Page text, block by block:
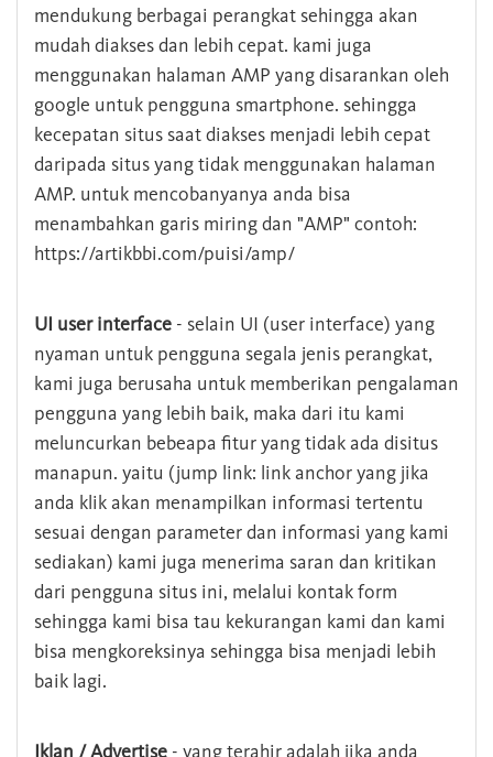
mendukung berbagai perangkat sehingga akan
mudah diakses dan lebih cepat. kami juga
menggunakan halaman AMP yang disarankan oleh
google untuk pengguna smartphone. sehingga
kecepatan situs saat diakses menjadi lebih cepat
daripada situs yang tidak menggunakan halaman
AMP. untuk mencobanyanya anda bisa
menambahkan garis miring dan "AMP" contoh:
https://artikbbi.com/puisi/amp/
UI user interface - selain UI (user interface) yang
nyaman untuk pengguna segala jenis perangkat,
kami juga berusaha untuk memberikan pengalaman
pengguna yang lebih baik, maka dari itu kami
meluncurkan bebeapa fitur yang tidak ada disitus
manapun. yaitu (jump link: link anchor yang jika
anda klik akan menampilkan informasi tertentu
sesuai dengan parameter dan informasi yang kami
sediakan) kami juga menerima saran dan kritikan
dari pengguna situs ini, melalui kontak form
sehingga kami bisa tau kekurangan kami dan kami
bisa mengkoreksinya sehingga bisa menjadi lebih
baik lagi.
Iklan / Advertise - yang terahir adalah jika anda